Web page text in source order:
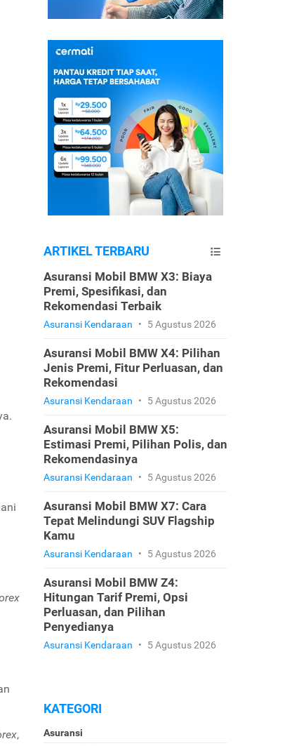
,
ARTIKEL TERBARU
Asuransi Mobil BMW X3: Biaya
Premi, Spesifikasi, dan
Rekomendasi Terbaik
Asuransi Kendaraan • 5 Agustus 2026
Asuransi Mobil BMW X4: Pilihan
Jenis Premi, Fitur Perluasan, dan
Rekomendasi
Asuransi Kendaraan • 5 Agustus 2026
Asuransi Mobil BMW X5:
Estimasi Premi, Pilihan Polis, dan
Rekomendasinya
Asuransi Kendaraan • 5 Agustus 2026
Asuransi Mobil BMW X7: Cara
Tepat Melindungi SUV Flagship
Kamu
Asuransi Kendaraan • 5 Agustus 2026
Asuransi Mobil BMW Z4:
Hitungan Tarif Premi, Opsi
Perluasan, dan Pilihan
Penyedianya
Asuransi Kendaraan • 5 Agustus 2026
KATEGORI
Asuransi